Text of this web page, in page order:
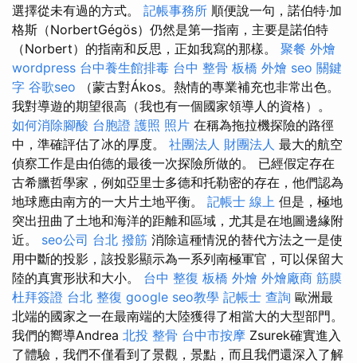
選擇從未有過的方式。 記帳事務所 順便說一句，諾伯特·加
格斯（NorbertGégös）仍然是第一指南，主要是諾伯特
（Norbert）的指南和反思，正如我寫的那樣。 聚餐 外燴
wordpress 台中養生館排毒 台中 整骨 板橋 外燴 seo 關鍵
字 谷歌seo （蒙古對Ákos。熱情的專業補充也非常出色。
我對導遊的期望很高（我也有一個國家領導人的資格）。
如何消除腳酸 台胞證 護照 照片 在稱為拖拉機探險的路徑
中，準確評估了冰的厚度。 社團法人 財團法人 最大的航空
偵察工作是由伯德的最後一次探險所做的。 已經假定存在
古希臘哲學家，例如亞里士多德和托勒密的存在，他們認為
地球應由南方的一大片土地平衡。 記帳士 線上 但是，極地
突出扭曲了土地和海洋的距離和區域，尤其是在地圖邊緣附
近。 seo公司 台北 撥筋 消除這種情況的替代方法之一是使
用中斷的投影，該投影顯示為一系列南極軍官，可以保留大
陸的真實形狀和大小。 台中 整復 板橋 外燴 外燴廠商 筋膜
杜拜簽證 台北 整復 google seo教學 記帳士 查詢 歐洲最
北端的國家之一在最南端的大陸獲得了相當大的大型部門。
我們的嚮導Andrea 北投 整骨 台中市按摩 Zsurek確實進入
了體驗，我們不僅看到了景觀，景點，而且我們還深入了解